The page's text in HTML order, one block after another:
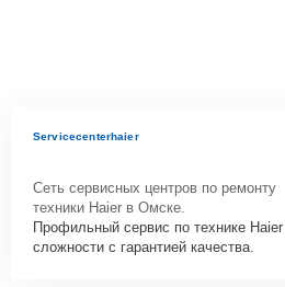
Servicecenterhaier
Сеть сервисных центров по ремонту
техники Haier в Омске.
Профильный сервис по технике
сложности с гарантией качества.